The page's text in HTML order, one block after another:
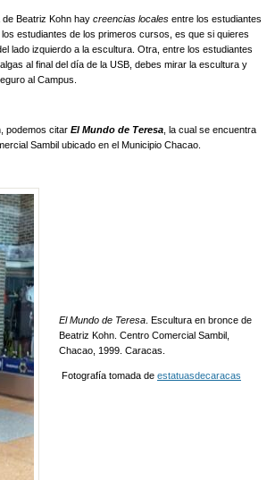
Beatriz Kohn hay creencias locales entre los estudiantes
estudiantes de los primeros cursos, es que si quieres
lado izquierdo a la escultura. Otra, entre los estudiantes
al final del día de la USB, debes mirar la escultura y
al Campus.
podemos citar El Mundo de Teresa , la cual se encuentra
Sambil ubicado en el Municipio Chacao.
El Mundo de Teresa . Escultura en bronce de
Beatriz Kohn. Centro Comercial Sambil,
Chacao, 1999. Caracas.
Fotografía tomada de estatuasdecaracas